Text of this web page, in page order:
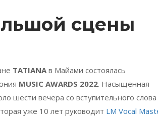
сцены
TATIANAв Майами состоялась
MUSIC AWARDS 2022. Насыщенная
шести вечера со вступительного слова
уже 10 лет руководит LM Vocal